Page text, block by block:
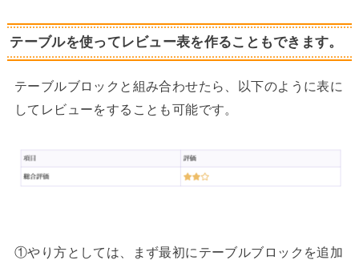
テーブルを使ってレビュー表を作ることもできます。
テーブルブロックと組み合わせたら、以下のように表に
してレビューをすることも可能です。
①やり方としては、まず最初にテーブルブロックを追加